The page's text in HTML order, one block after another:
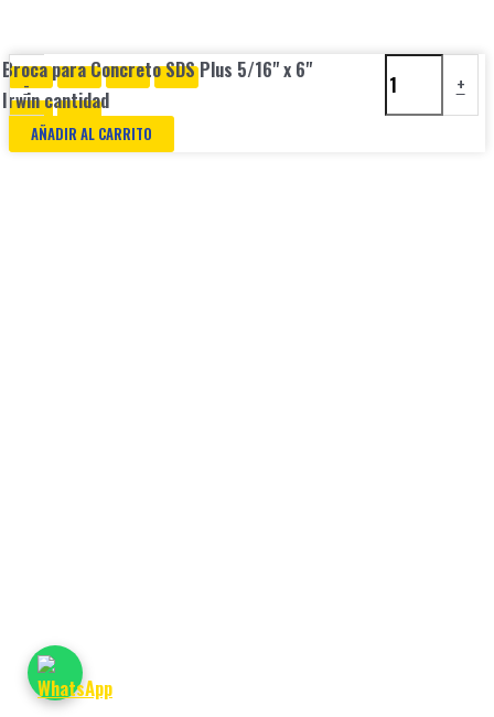
-
Broca para Concreto SDS Plus 5/16" x 6"
Irwin cantidad
+
AÑADIR AL CARRITO